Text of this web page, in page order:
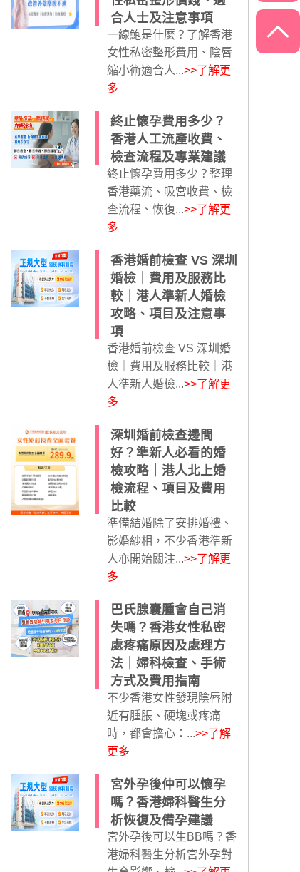
合人士及注意事項
一線鮑是什麼？了解香港
女性私密整形費用、陰唇
縮小術適合人...>>了解更
多
終止懷孕費用多少？
香港人工流產收費、
檢查流程及專業建議
終止懷孕費用多少？整理
香港藥流、吸宮收費、檢
查流程、恢復...>>了解更
多
香港婚前檢查 VS 深圳
婚檢｜費用及服務比
較｜港人準新人婚檢
攻略、項目及注意事
項
香港婚前檢查 VS 深圳婚
檢｜費用及服務比較｜港
人準新人婚檢...>>了解更
多
深圳婚前檢查邊間
好？準新人必看的婚
檢攻略｜港人北上婚
檢流程、項目及費用
比較
準備結婚除了安排婚禮、
影婚紗相，不少香港準新
人亦開始關注...>>了解更
多
巴氏腺囊腫會自己消
失嗎？香港女性私密
處疼痛原因及處理方
法｜婦科檢查、手術
方式及費用指南
不少香港女性發現陰唇附
近有腫脹、硬塊或疼痛
時，都會擔心：...>>了解
更多
宮外孕後仲可以懷孕
嗎？香港婦科醫生分
析恢復及備孕建議
宮外孕後可以生BB嗎？香
港婦科醫生分析宮外孕對